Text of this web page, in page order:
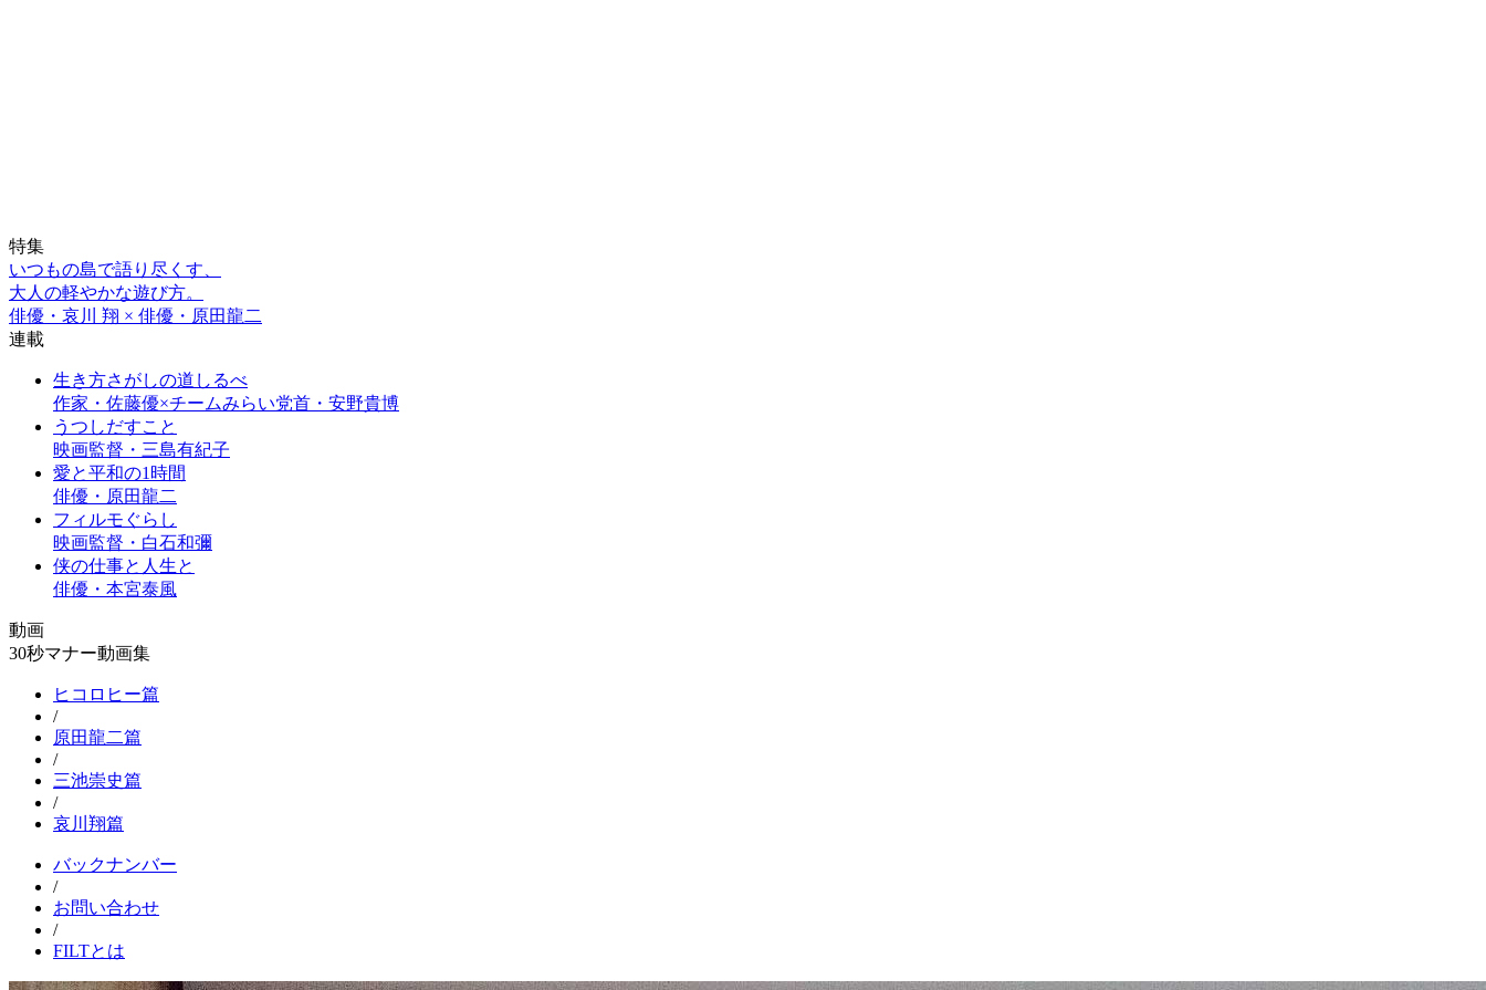
特集
いつもの島で語り尽くす、
大人の軽やかな遊び方。
俳優・哀川 翔 × 俳優・原田龍二
連載
生き方さがしの道しるべ
作家・佐藤優×チームみらい党首・安野貴博
うつしだすこと
映画監督・三島有紀子
愛と平和の1時間
俳優・原田龍二
フィルモぐらし
映画監督・白石和彌
侠の仕事と人生と
俳優・本宮泰風
動画
30秒マナー動画集
ヒコロヒー篇
/
原田龍二篇
/
三池崇史篇
/
哀川翔篇
バックナンバー
/
お問い合わせ
/
FILTとは